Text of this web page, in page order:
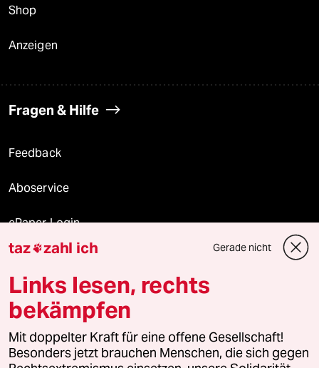
Shop
Anzeigen
Fragen & Hilfe
Feedback
Aboservice
ePaper Login
Downloads für Abonnierende
© 2026 taz Verlags und Vertriebs GmbH
Alle Rechte vorbehalten. Bei rechtlichen Fragen oder für Genehmigungen
wenden Sie sich bitte an
lizenzen@taz.de
taz zahl ich Gerade nicht
Links lesen, rechts
bekämpfen
Mit doppelter Kraft für eine offene Gesellschaft!
Besonders jetzt brauchen Menschen, die sich gegen